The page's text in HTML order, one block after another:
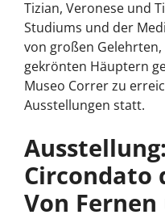
Tizian, Veronese und
Studiums und der
von großen
gekrönten Häuptern
Museo Correr zu
Ausstellungen statt.
Circondato
Von